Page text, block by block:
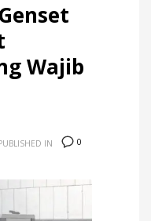
know, by sending an
you!
Wajib
0
IN